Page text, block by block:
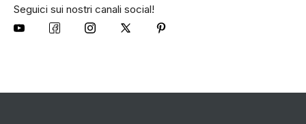
Seguici sui nostri canali social!